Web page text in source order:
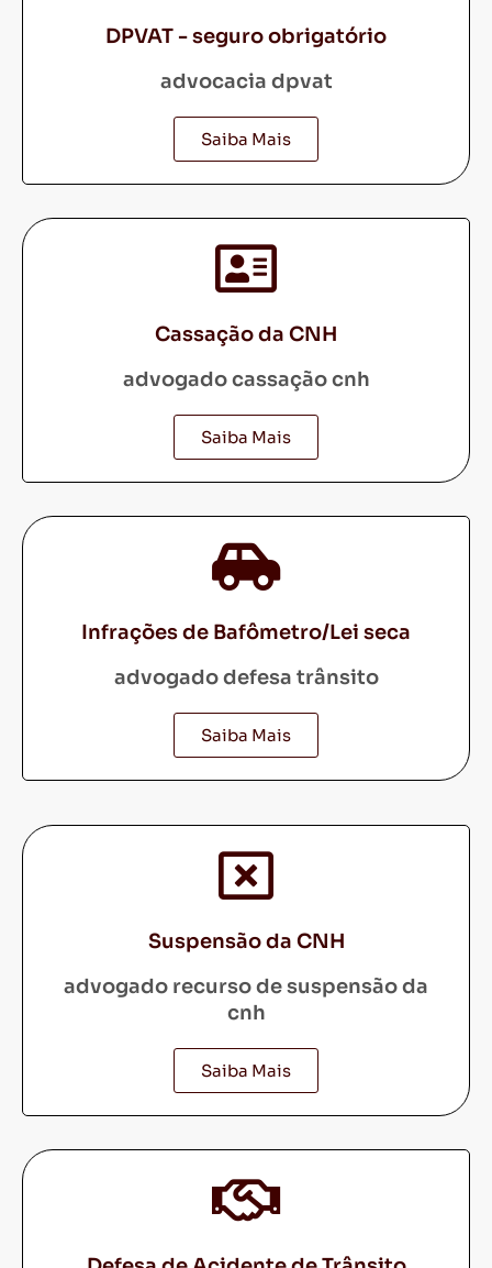
DPVAT - seguro obrigatório
advocacia dpvat
Saiba Mais
Cassação da CNH
advogado cassação cnh
Saiba Mais
Infrações de Bafômetro/Lei seca
advogado defesa trânsito
Saiba Mais
Suspensão da CNH
advogado recurso de suspensão da
cnh
Saiba Mais